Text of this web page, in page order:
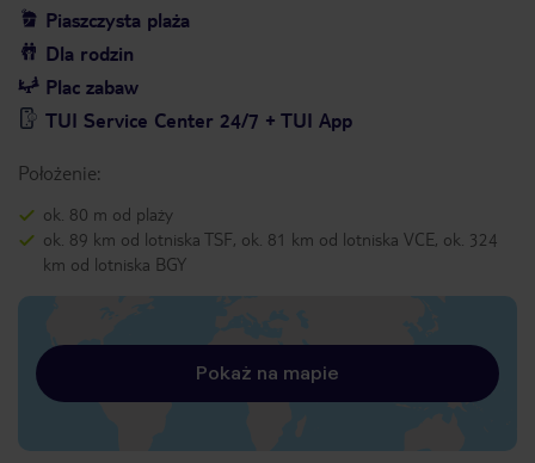
Piaszczysta plaża
Dla rodzin
Plac zabaw
TUI Service Center 24/7 + TUI App
Położenie:
ok. 80 m od plaży
ok. 89 km od lotniska TSF, ok. 81 km od lotniska VCE, ok. 324
km od lotniska BGY
Pokaż na mapie